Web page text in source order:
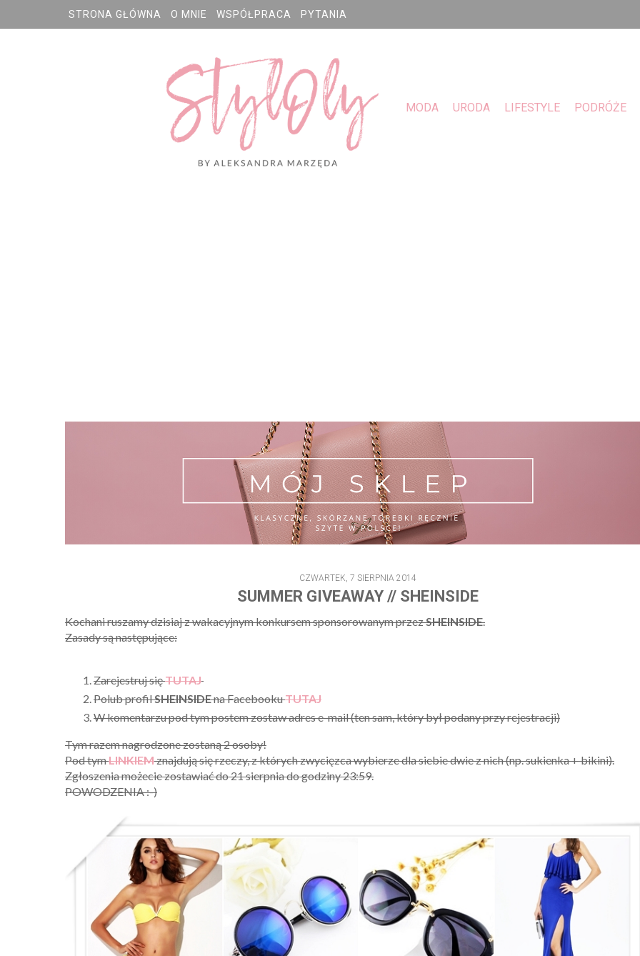
STRONA GŁÓWNA O MNIE WSPÓŁPRACA PYTANIA
MODA URODA LIFESTYLE PODRÓŻE
CZWARTEK, 7 SIERPNIA 2014
SUMMER GIVEAWAY // SHEINSIDE
Kochani ruszamy dzisiaj z wakacyjnym konkursem sponsorowanym przezSHEINSIDE.
Zasady są następujące:
Zarejestruj sięTUTAJ
Polub profilSHEINSIDEna FacebookuTUTAJ
W komentarzu pod tym postem zostaw adres e-mail (ten sam, który był podany przy rejestracji)
Tym razem nagrodzone zostaną 2 osoby!
Pod tymLINKIEMznajdują się rzeczy, z których zwycięzca wybierze dla siebie dwie z nich (np. sukienka + bikini).
Zgłoszenia możecie zostawiać do 21 sierpnia do godziny 23:59.
POWODZENIA :-)